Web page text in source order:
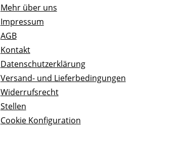
Mehr über uns
Impressum
AGB
Kontakt
Datenschutzerklärung
Versand- und Lieferbedingungen
Widerrufsrecht
Stellen
Cookie Konfiguration